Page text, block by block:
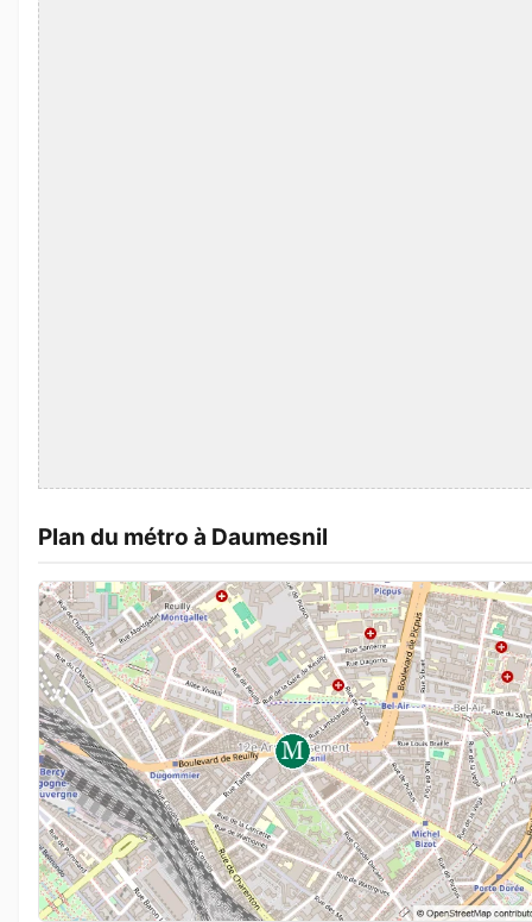
Plan du métro à Daumesnil